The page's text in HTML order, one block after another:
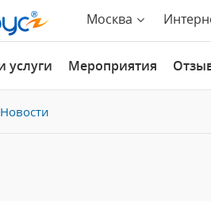
Москва
услуги Мероприятия
Новости